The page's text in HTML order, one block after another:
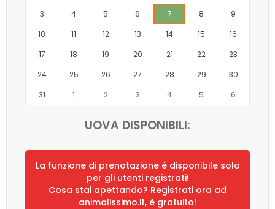
3 4 5 6 7 8
9
10
11 12 13 14 15
16
17
18 19 20 21 22
23
24
25 26 27 28 29
30
31
1 2 3 4 5 6
UOVA DISPONIBILI:
La funzione di prenotazione è disponibile solo
per gli utenti registrati!
Cosa stai apettando? Registrati ora ad
animalissimo.it, è gratuito!